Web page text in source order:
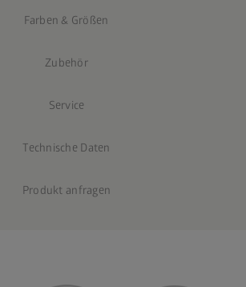
Farben & Größen
Zubehör
Service
Technische Daten
Produkt anfragen